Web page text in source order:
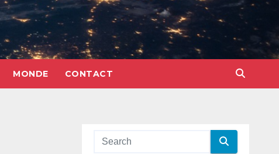
MONDE CONTACT